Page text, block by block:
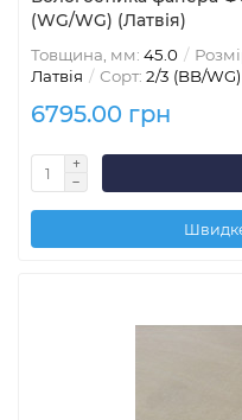
(WG/WG) (Латвія)
Товщина, мм: 45.0
Латвія
Сорт: 2/3 (BB/WG)
6795.00 грн